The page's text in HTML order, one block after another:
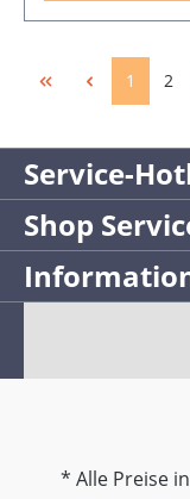
1 2
Service-
Shop
* Alle Preise